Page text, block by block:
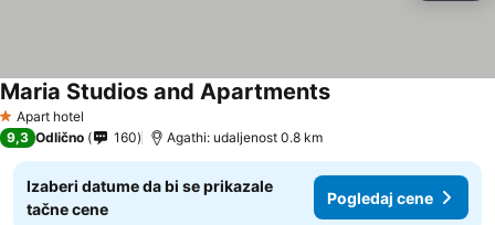
1 Zvezdice
Apart hotel
Maria Studios and Apartments
9,3 Odlično 160 Agathi: udaljenost 0.8 km
Izaberi datume da bi se prikazale
tačne cene
Pogledaj cene